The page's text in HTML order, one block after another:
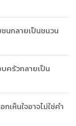
นกลายเป็นชนวน
บครัวกลายเป็น
เห็นใจอาจไม่ใช่คำ